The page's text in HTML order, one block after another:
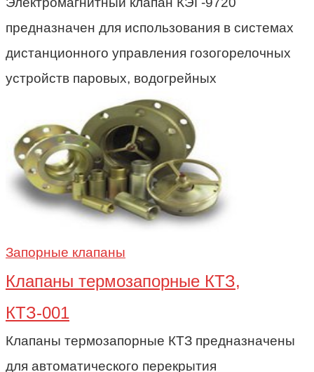
предназначен для использования в системах
дистанционного управления гозогорелочных
устройств паровых, водогрейных
Запорные клапаны
Клапаны термозапорные КТЗ,
КТЗ-001
Клапаны термозапорные КТЗ предназначены
для автоматического перекрытия